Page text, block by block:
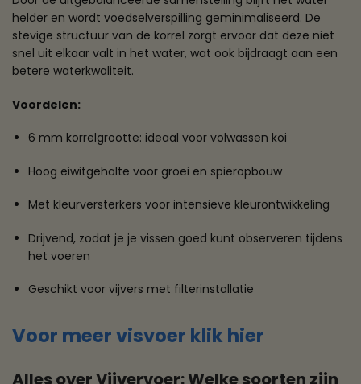
helder en wordt voedselverspilling geminimaliseerd. De
stevige structuur van de korrel zorgt ervoor dat deze niet
snel uit elkaar valt in het water, wat ook bijdraagt aan een
betere waterkwaliteit.
Voordelen:
6 mm korrelgrootte: ideaal voor volwassen koi
Hoog eiwitgehalte voor groei en spieropbouw
Met kleurversterkers voor intensieve kleurontwikkeling
Drijvend, zodat je je vissen goed kunt observeren tijdens
het voeren
Geschikt voor vijvers met filterinstallatie
Voor meer visvoer klik hier
Alles over Vijvervoer: Welke soorten zijn